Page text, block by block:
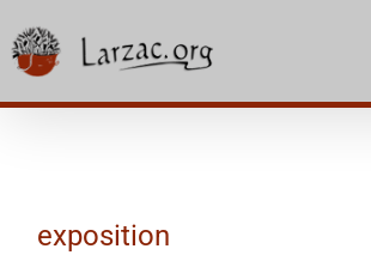
to
content
exposition